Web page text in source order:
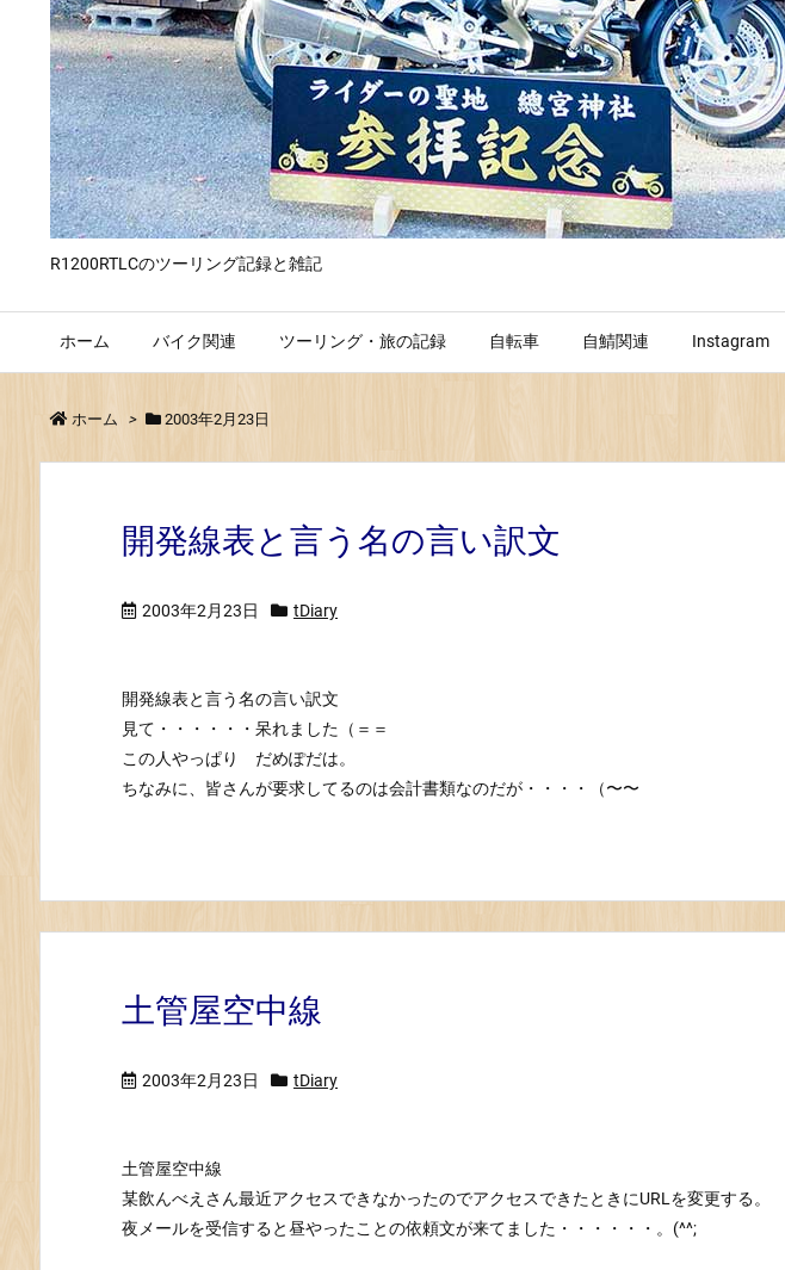
R1200RTLCのツーリング記録と雑記
ホーム バイク関連 ツーリング・旅の記録 自転車 自鯖関連 Instagram
ホーム > 2003年2月23日
開発線表と言う名の言い訳文
2003年2月23日 tDiary
開発線表と言う名の言い訳文
見て・・・・・・呆れました（＝＝
この人やっぱり だめぽだは。
ちなみに、皆さんが要求してるのは会計書類なのだが・・・・（〜〜
土管屋空中線
2003年2月23日 tDiary
土管屋空中線
某飲んべえさん最近アクセスできなかったのでアクセスできたときにURLを変更する。
夜メールを受信すると昼やったことの依頼文が来てました・・・・・・。(^^;